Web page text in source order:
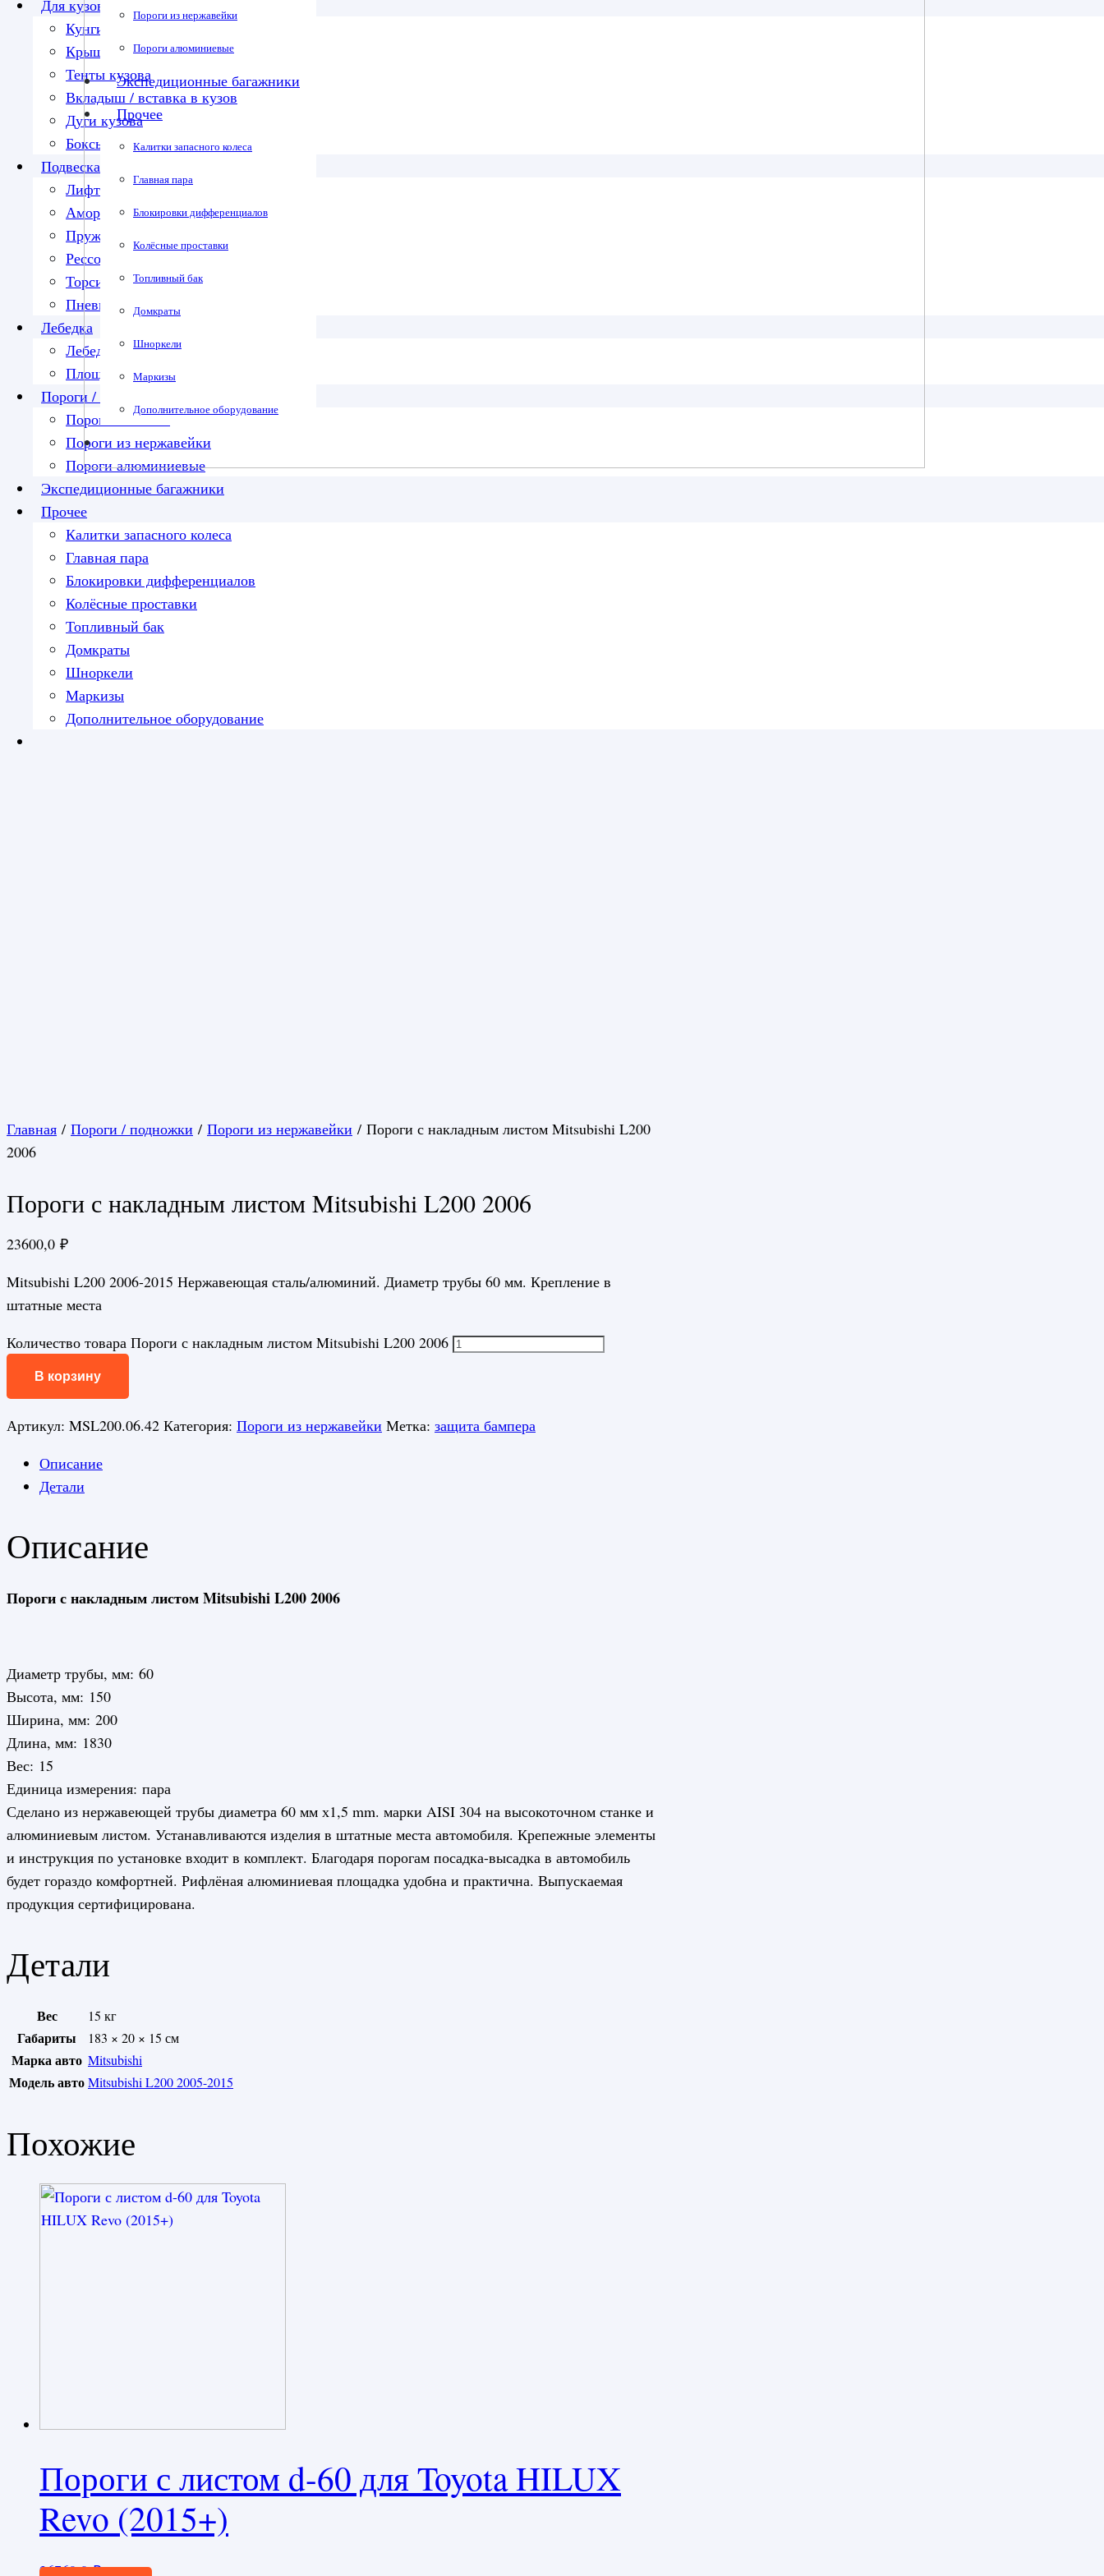
Пороги из нержавейки
Пороги алюминиевые
Экспедиционные багажники
Прочее
Калитки запасного колеса
Главная пара
Блокировки дифференциалов
Колёсные проставки
Топливный бак
Домкраты
Шноркели
Маркизы
Дополнительное оборудование
Для кузова
Кунги
Крышки кузова
Тенты кузова
Вкладыш / вставка в кузов
Дуги кузова
Боксы в кузов
Подвеска
Лифт-комплекты
Амортизаторы
Пружины
Рессоры
Торсионы
Пневмоподвеска
Лебедка
Лебедки
Площадка под лебедку
Пороги / подножки
Пороги силовые
Пороги из нержавейки
Пороги алюминиевые
Экспедиционные багажники
Прочее
Калитки запасного колеса
Главная пара
Блокировки дифференциалов
Колёсные проставки
Топливный бак
Домкраты
Шноркели
Маркизы
Дополнительное оборудование
Главная / Пороги / подножки / Пороги из нержавейки / Пороги с накладным листом Mitsubishi L200
2006
Пороги с накладным листом Mitsubishi L200 2006
23600,0 ₽
Mitsubishi L200 2006-2015 Нержавеющая сталь/алюминий. Диаметр трубы 60 мм. Крепление в
штатные места
Количество товара Пороги с накладным листом Mitsubishi L200 2006
В корзину
Артикул: MSL200.06.42 Категория: Пороги из нержавейки Метка: защита бампера
Описание
Детали
Описание
Пороги с накладным листом Mitsubishi L200 2006
Диаметр трубы, мм: 60
Высота, мм: 150
Ширина, мм: 200
Длина, мм: 1830
Вес: 15
Единица измерения: пара
Сделано из нержавеющей трубы диаметра 60 мм х1,5 mm. марки AISI 304 на высокоточном станке и
алюминиевым листом. Устанавливаются изделия в штатные места автомобиля. Крепежные элементы
и инструкция по установке входит в комплект. Благодаря порогам посадка-высадка в автомобиль
будет гораздо комфортней. Рифлёная алюминиевая площадка удобна и практична. Выпускаемая
продукция сертифицирована.
Детали
Вес 15 кг
Габариты 183 × 20 × 15 см
Марка авто Mitsubishi
Модель автоMitsubishi L200 2005-2015
Похожие
Пороги с листом d-60 для Toyota HILUX
Revo (2015+)
26760,0₽